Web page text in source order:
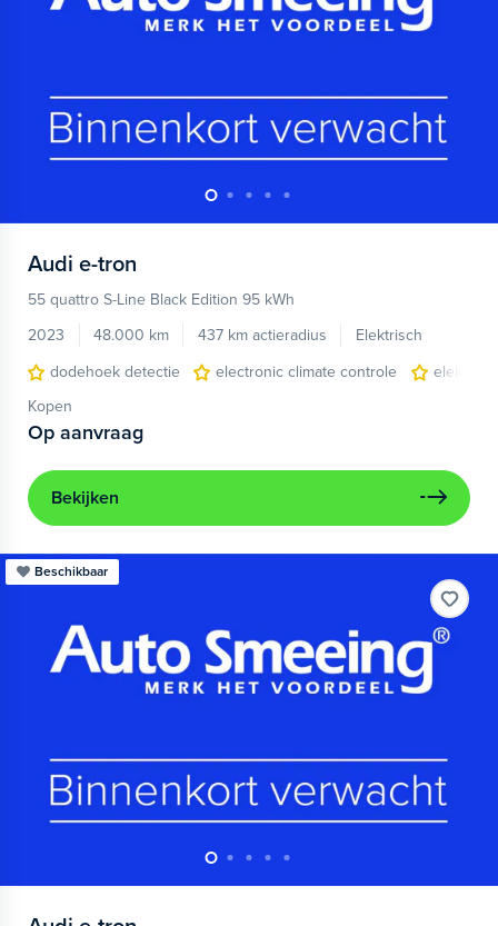
Audi e-tron
55 quattro S-Line Black Edition 95 kWh
2023
48.000 km 437 km actieradius
Elektrisch
dodehoek detectie
electronic climate controle
Kopen
Op aanvraag
Bekijken
Beschikbaar